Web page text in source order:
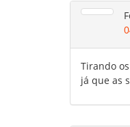
Tirando
já que as